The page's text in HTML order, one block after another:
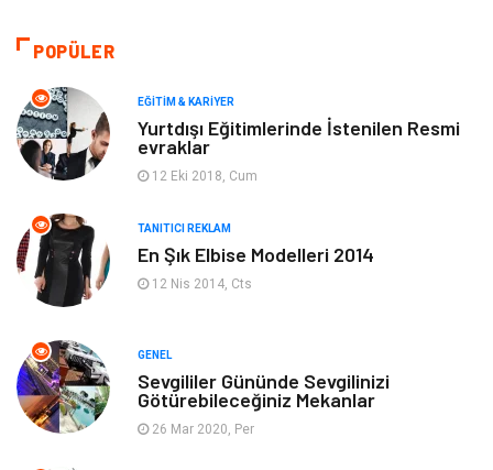
Moda
Makine
Elektronik
Giyim
Ev Dekorasyon Organizasyon
Anne & Çocuk Genel Kültür
Ev İşleri
POPÜLER
EĞITIM & KARIYER
Yurtdışı Eğitimlerinde İstenilen Resmi
evraklar
12 Eki 2018, Cum
TANITICI REKLAM
En Şık Elbise Modelleri 2014
12 Nis 2014, Cts
GENEL
Sevgililer Gününde Sevgilinizi
Götürebileceğiniz Mekanlar
26 Mar 2020, Per